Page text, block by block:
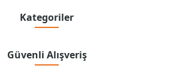
Kategoriler
Güvenli Alışveriş